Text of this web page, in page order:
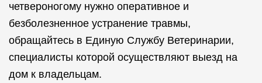
четвероногому нужно оперативное и
безболезненное устранение травмы,
обращайтесь в Единую Службу Ветеринарии,
специалисты которой осуществляют выезд на
дом к владельцам.